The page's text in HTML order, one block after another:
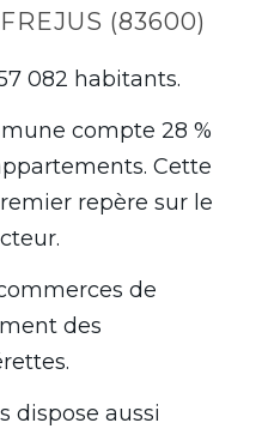
(83600)
082 habitants.
compte 28 %
Cette
repère sur le
de
des
dispose aussi